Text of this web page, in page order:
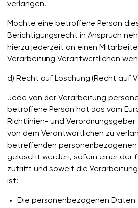
verlangen.
Möchte eine betroffene Person
Berichtigungsrecht in Anspruch
hierzu jederzeit an einen
Verarbeitung Verantwortlichen
d) Recht auf Löschung (Recht auf
Jede von der Verarbeitung
betroffene Person hat das vom
Richtlinien- und
von dem Verantwortlichen zu
betreffenden personenbezogenen
gelöscht werden, sofern einer der
zutrifft und soweit die
ist:
Die personenbezogenen Daten